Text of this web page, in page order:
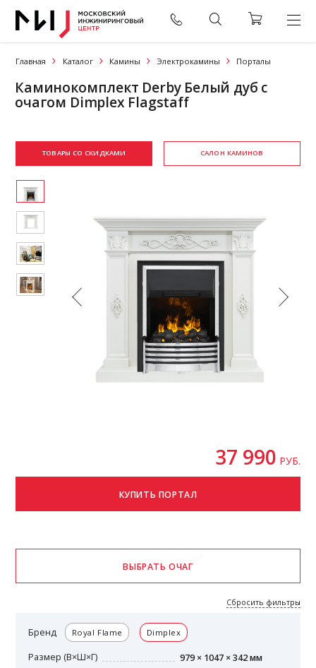
Главная Каталог Камины Электрокамины Порталы
Каминокомплект Derby Белый дуб с
очагом Dimplex Flagstaff
ТОВАРЫ СО СКИДКАМИ САЛОН КАМИНОВ
37 990 РУБ.
Бренд Royal Flame Dimplex
Размер (В×Ш×Г) 979 × 1047 × 342 мм
Сбросить фильтры